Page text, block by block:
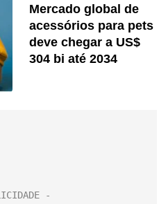
Mercado global de
acessórios para pets
deve chegar a US$
304 bi até 2034